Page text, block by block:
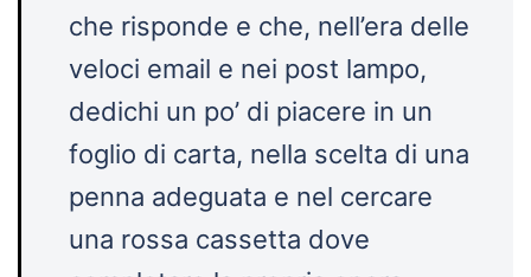
che risponde e che, nell’era delle
veloci email e nei post lampo,
dedichi un po’ di piacere in un
foglio di carta, nella scelta di una
penna adeguata e nel cercare
una rossa cassetta dove